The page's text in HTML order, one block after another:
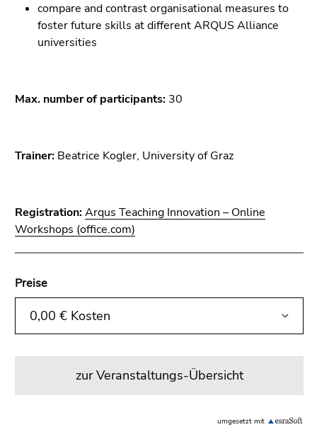
compare and contrast organisational measures to
foster future skills at different ARQUS Alliance
universities
Max. number of participants: 30
Trainer: Beatrice Kogler, University of Graz
Registration:Arqus Teaching Innovation – Online
Workshops (office.com)
Preise
zur Veranstaltungs-Übersicht
umgesetzt mit